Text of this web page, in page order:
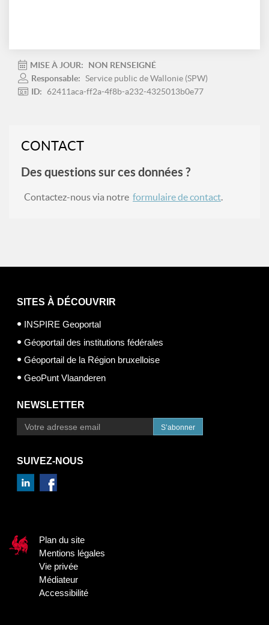
MISE À JOUR:
NON RENSEIGNÉ
Responsable: Service public de Wallonie (SPW)
ID:
62411aca-ff2a-4f8b-a232-4325013b0e77
CONTACT
Des questions sur ces données ?
Contactez-nous via notre formulaire de contact.
SITES À DÉCOUVRIR
INSPIRE Geoportal
Géoportail des institutions fédérales
Géoportail de la Région bruxelloise
GeoPunt Vlaanderen
NEWSLETTER
S’abonner
SUIVEZ-NOUS
Plan du site
Mentions légales
Vie privée
Médiateur
Accessibilité